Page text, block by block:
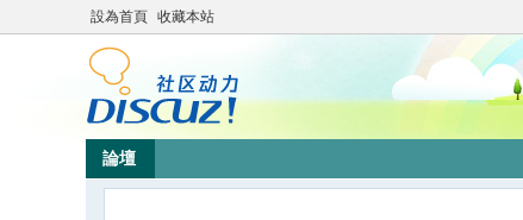
設為首頁 收藏本站
論壇